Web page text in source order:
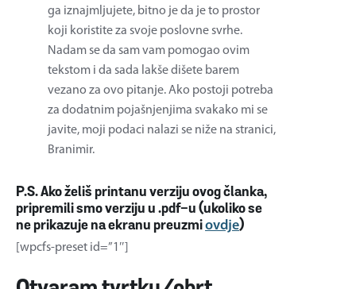
ga iznajmljujete, bitno je da je to prostor
koji koristite za svoje poslovne svrhe.
Nadam se da sam vam pomogao ovim
tekstom i da sada lakše dišete barem
vezano za ovo pitanje. Ako postoji potreba
za dodatnim pojašnjenjima svakako mi se
javite, moji podaci nalazi se niže na stranici,
Branimir.
P.S. Ako želiš printanu verziju ovog članka,
pripremili smo verziju u .pdf-u (ukoliko se
ne prikazuje na ekranu preuzmiovdje)
[wpcfs-preset id=”1″]